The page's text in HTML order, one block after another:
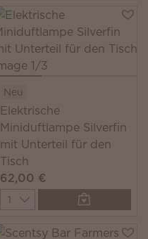
Neu
Elektrische
Miniduftlampe Silverfin
mit Unterteil für den
Tisch
62,00 €
Quantity